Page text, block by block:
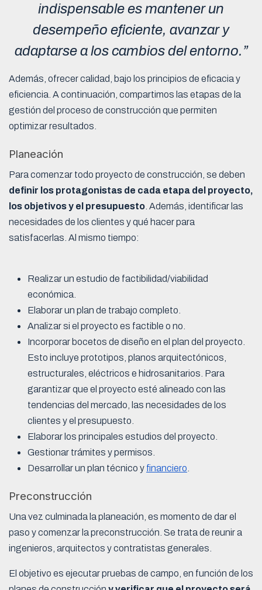
indispensable es mantener un
desempeño eficiente, avanzar y
adaptarse a los cambios del entorno.”
Además, ofrecer calidad, bajo los principios de eficacia y
eficiencia. A continuación, compartimos las etapas de la
gestión del proceso de construcción que permiten
optimizar resultados.
Planeación
Para comenzar todo proyecto de construcción, se deben
definir los protagonistas de cada etapa del proyecto,
los objetivos y el presupuesto . Además, identificar las
necesidades de los clientes y qué hacer para
satisfacerlas. Al mismo tiempo:
Realizar un estudio de factibilidad/viabilidad
económica.
Elaborar un plan de trabajo completo.
Analizar si el proyecto es factible o no.
Incorporar bocetos de diseño en el plan del proyecto.
Esto incluye prototipos, planos arquitectónicos,
estructurales, eléctricos e hidrosanitarios. Para
garantizar que el proyecto esté alineado con las
tendencias del mercado, las necesidades de los
clientes y el presupuesto.
Elaborar los principales estudios del proyecto.
Gestionar trámites y permisos.
Desarrollar un plan técnico y financiero
Preconstrucción
Una vez culminada la planeación, es momento de dar el
paso y comenzar la preconstrucción. Se trata de reunir a
ingenieros, arquitectos y contratistas generales.
El objetivo es ejecutar pruebas de campo, en función de los